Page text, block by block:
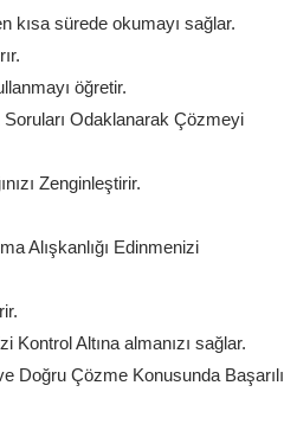
kısa sürede okumayı sağlar.
öğretir.
Soruları Odaklanarak Çözmeyi
Zenginleştirir.
Alışkanlığı Edinmenizi
Kontrol Altına almanızı sağlar.
Doğru Çözme Konusunda Başarılı